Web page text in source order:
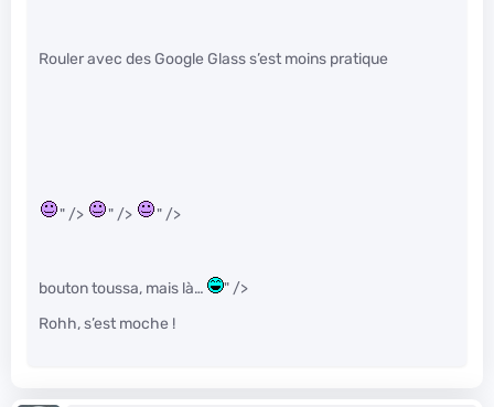
Rouler avec des Google Glass s’est moins pratique
" /> " /> " />
bouton toussa, mais là…
" />
Rohh, s’est moche !